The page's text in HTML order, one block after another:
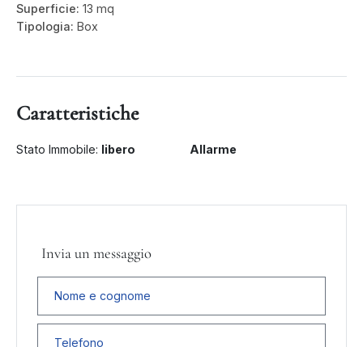
Superficie: 13 mq
Tipologia: Box
Caratteristiche
Stato Immobile: libero Allarme
Invia un messaggio